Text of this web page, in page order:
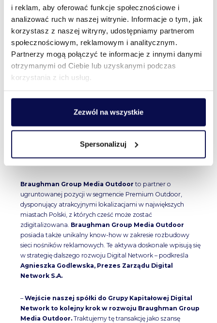
i reklam, aby oferować funkcje społecznościowe i
analizować ruch w naszej witrynie. Informacje o tym, jak
korzystasz z naszej witryny, udostępniamy partnerom
społecznościowym, reklamowym i analitycznym.
Partnerzy mogą połączyć te informacje z innymi danymi
otrzymanymi od Ciebie lub uzyskanymi podczas
korzystania z ich usług.
Zezwól na wszystkie
Spersonalizuj
–Rynek reklamy zewnętrznej stoi dziś przed
przełomem, którego kluczowym kierunkiem jest
digitalizacja.
Nasza inwestycja ma jeden wyraźny cel –
przyspieszyć ten proces i wzmocnić pozycję Digital Network
jako lidera nowoczesnych rozwiązań DOOH w Polsce.
Wycena Braughman Group Media Outdoorzostała
oparta na wskaźnikach, które uważamy za atrakcyjne, a
Decyzję o transakcji poprzedziła wnikliwa analiza –
ocenialiśmy nie tylko dane finansowe spółki, ale przede
reklamowych Braughman Group Media Outdoor do
generowania przychodów i wysokich marż
Braughman Group Media Outdoor to partner o
ugruntowanej pozycji w segmencie Premium Outdoor,
dysponujący atrakcyjnymi lokalizacjami w największych
miastach Polski, z których cześć może zostać
zdigitalizowana. Braughman Group Media Outdoor
posiada także unikalny know-how w zakresie rozbudowy
sieci nośników reklamowych. Te aktywa doskonale wpisują się
w strategię dalszego rozwoju Digital Network – podkreśla
Agnieszka Godlewska, Prezes Zarządu Digital
Network S.A.
–Wejście naszej spółki do Grupy Kapitałowej Digital
Network to kolejny krok w rozwoju Braughman Group
Media Outdoor. Traktujemy tę transakcję jako szansę